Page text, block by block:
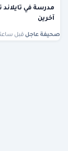
مدرسة في
آخرين
صحيفة عاجل قبل